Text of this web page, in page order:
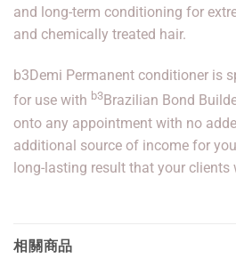
and long-term conditioning for
and chemically treated hair.
b3Demi Permanent conditioner is
for use with b3 Brazilian Bond
onto any appointment with no
additional source of income for
long-lasting result that your clients
相關商品